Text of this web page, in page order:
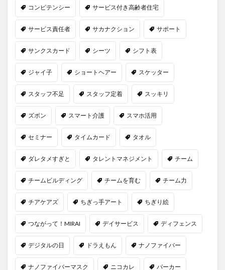
コンピテンシー サービス付き高齢者住宅
サービス責任者 サカナクション サポート
サンクスカード シーツ シフト表
ジャイ子 ショートヘアー スケッター
スタッフ不足 スタッフ定着 スッキリ
ズボン スマート介護 スマホ活用
セミナー タイムカード タオル
ダレタメすぎと タレントマネジメント チーム
チームビルディング チームを育む チーム力
チアケアズ ちぎっ手アート ちぎり絵
つながって！MIRAI デイサービス ディフェンス
デジタルの日 ドラえもん ナノファイバー
ナノファイバーマスク ニコカレ パーカー
ハレルベースアリマツ
パンツ
ハンドクリーム
ひび
髪色
検索